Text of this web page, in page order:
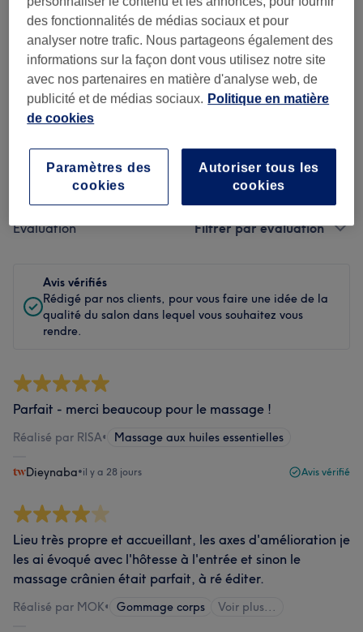
Propreté
Personnel
Soin de
Toutes les prestations
Évaluation Filtrer par évaluation
Avis vérifiés
Rédigé par nos clients, pour vous faire une idée de la
qualité du salon dans lequel vous souhaitez vous
rendre.
Parfait - merci beaucoup pour le massage !
Réalisé par RISA• Massage aux huiles essentielles
Dieynaba•il y a 28 jours Avis vérifié
Lieu très propre et accueillant, les axes d'amélioration je
les ai évoqué avec l'hôtesse à l'entrée et sinon le
massage crânien était parfait, à ré éditer.
Réalisé par MOK• Gommage corps Voir plus...
des fonctionnalités de médias sociaux et pour
analyser notre trafic. Nous partageons également des
informations sur la façon dont vous utilisez notre site
avec nos partenaires en matière d'analyse web, de
publicité et de médias sociaux. Politique en matière
de cookies
Autoriser tous les
cookies
Paramètres des
cookies